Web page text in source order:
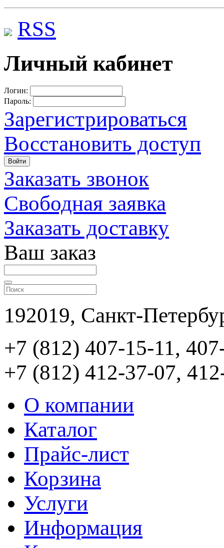
RSS
Личный кабинет
Логин:
Пароль:
Зарегистрироваться
Восстановить доступ
Войти
Заказать звонок
Свободная заявка
Заказать доставку
Ваш заказ
192019, Санкт-
+7 (812) 407-15-11,
+7 (812) 412-37-07,
О компании
Каталог
Прайс-лист
Корзина
Услуги
Информация